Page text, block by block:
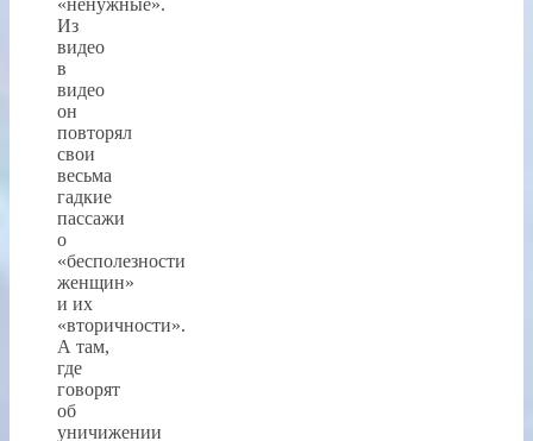
«ненужные».
Из
видео
в
видео
он
повторял
свои
весьма
гадкие
пассажи
о
«бесполезности
женщин»
и их
«вторичности».
А там,
где
говорят
об
уничижении